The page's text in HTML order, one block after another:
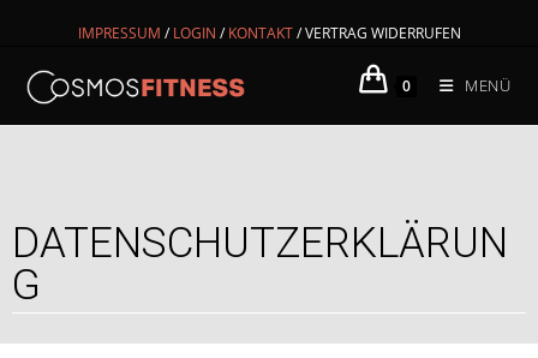
IMPRESSUM /LOGIN /KONTAKT/VERTRAG WIDERRUFEN
0 MENÜ
DATENSCHUTZERKLÄRUN
G